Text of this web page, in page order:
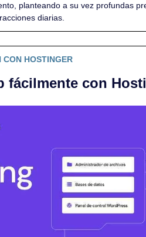
planteando a su vez profundas
diarias.
HOSTINGER
fácilmente con